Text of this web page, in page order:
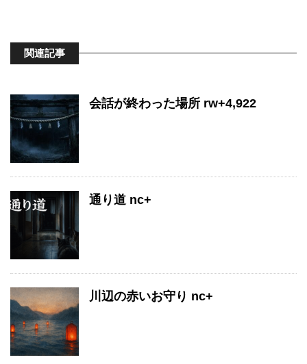
関連記事
会話が終わった場所 rw+4,922
通り道 nc+
川辺の赤いお守り nc+